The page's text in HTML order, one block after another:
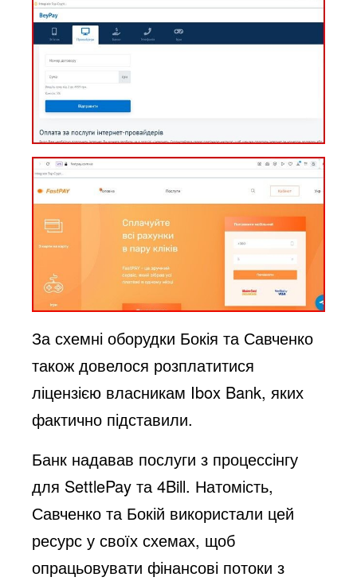
За схемні оборудки Бокія та Савченко
також довелося розплатитися
ліцензією власникам Ibox Bank, яких
фактично підставили.
Банк надавав послуги з процессінгу
для SettlePay та 4Bill. Натомість,
Савченко та Бокій використали цей
ресурс у своїх схемах, щоб
опрацьовувати фінансові потоки з